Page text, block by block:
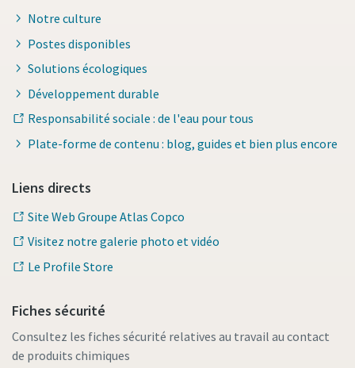
Notre culture
Postes disponibles
Solutions écologiques
Développement durable
Responsabilité sociale : de l'eau pour tous
Plate-forme de contenu : blog, guides et bien plus encore
Liens directs
Site Web Groupe Atlas Copco
Visitez notre galerie photo et vidéo
Le Profile Store
Fiches sécurité
Consultez les fiches sécurité relatives au travail au contact
de produits chimiques